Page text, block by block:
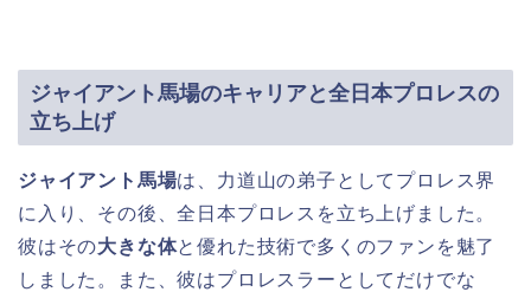
ジャイアント馬場のキャリアと全日本プロレスの
立ち上げ
ジャイアント馬場は、力道山の弟子としてプロレス界
に入り、その後、全日本プロレスを立ち上げました。
彼はその大きな体と優れた技術で多くのファンを魅了
しました。また、彼はプロレスラーとしてだけでな